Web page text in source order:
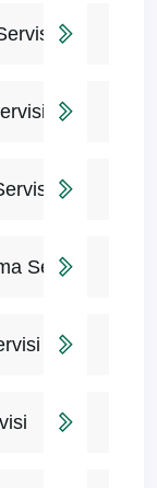
Servisi